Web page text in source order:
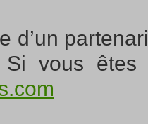
d’un
Si vous êtes